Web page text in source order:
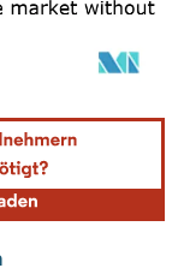
Namensnennung gemäß